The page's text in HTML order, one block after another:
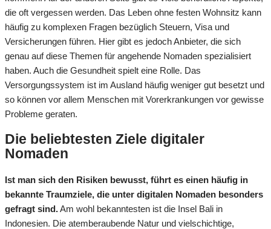
die oft vergessen werden. Das Leben ohne festen Wohnsitz kann
häufig zu komplexen Fragen bezüglich Steuern, Visa und
Versicherungen führen. Hier gibt es jedoch Anbieter, die sich
genau auf diese Themen für angehende Nomaden spezialisiert
haben. Auch die Gesundheit spielt eine Rolle. Das
Versorgungssystem ist im Ausland häufig weniger gut besetzt und
so können vor allem Menschen mit Vorerkrankungen vor gewisse
Probleme geraten.
Die beliebtesten Ziele digitaler
Nomaden
Ist man sich den Risiken bewusst, führt es einen häufig in
bekannte Traumziele, die unter digitalen Nomaden besonders
gefragt sind.Am wohl bekanntesten ist die Insel Bali in
Indonesien. Die atemberaubende Natur und vielschichtige,